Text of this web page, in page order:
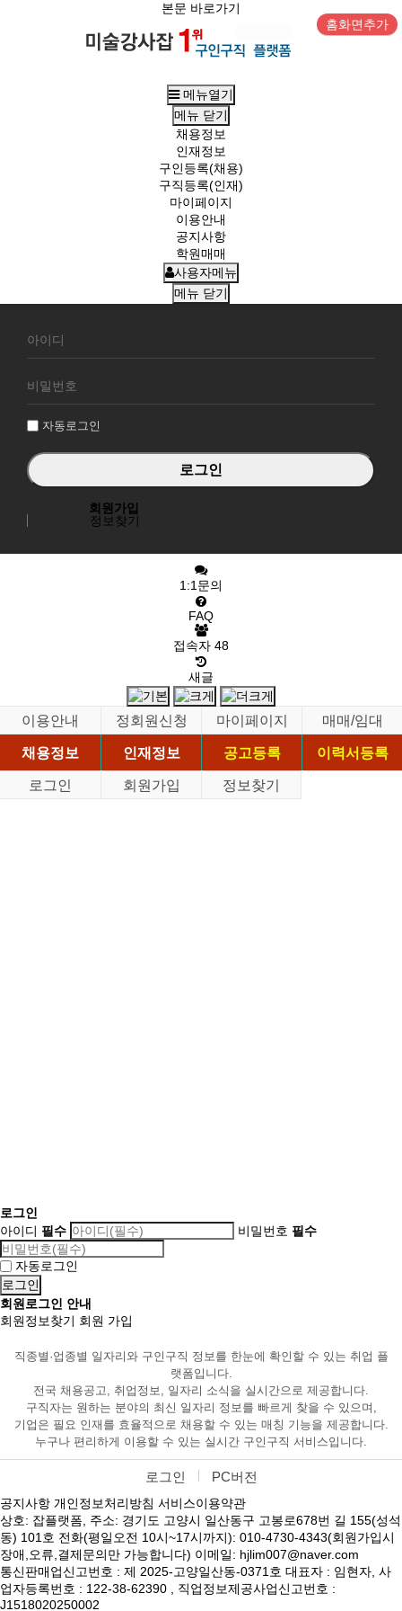
본문 바로가기
홈화면추가
메뉴열기
메뉴 닫기
채용정보
인재정보
구인등록(채용)
구직등록(인재)
마이페이지
이용안내
공지사항
학원매매
사용자메뉴
메뉴 닫기
원
그
자동로그인
회원가입
정보찾기
1:1문의
FAQ
접속자 48
새글
이용안내 정회원신청 마이페이지
매매/임대
채용정보
인재정보 공고등록
이력서등록
로그인
회원가입 정보찾기
로그인
아이디 필수 비밀번호 필수
자동로그인
회원로그인 안내
회원정보찾기 회원 가입
직종별·업종별 일자리와 구인구직 정보를 한눈에 확인할 수 있는 취업 플
랫폼입니다.
전국 채용공고, 취업정보, 일자리 소식을 실시간으로 제공합니다.
구직자는 원하는 분야의 최신 일자리 정보를 빠르게 찾을 수 있으며,
기업은 필요 인재를 효율적으로 채용할 수 있는 매칭 기능을 제공합니다.
누구나 편리하게 이용할 수 있는 실시간 구인구직 서비스입니다.
로그인 PC버전
공지사항 개인정보처리방침 서비스이용약관
상호: 잡플랫폼, 주소: 경기도 고양시 일산동구 고봉로678번 길 155(성석
동) 101호 전화(평일오전 10시~17시까지): 010-4730-4343(회원가입시
장애,오류,결제문의만 가능합니다) 이메일: hjlim007@naver.com
통신판매업신고번호 : 제 2025-고양일산동-0371호 대표자 : 임현자, 사
업자등록번호 : 122-38-62390 , 직업정보제공사업신고번호 :
J1518020250002